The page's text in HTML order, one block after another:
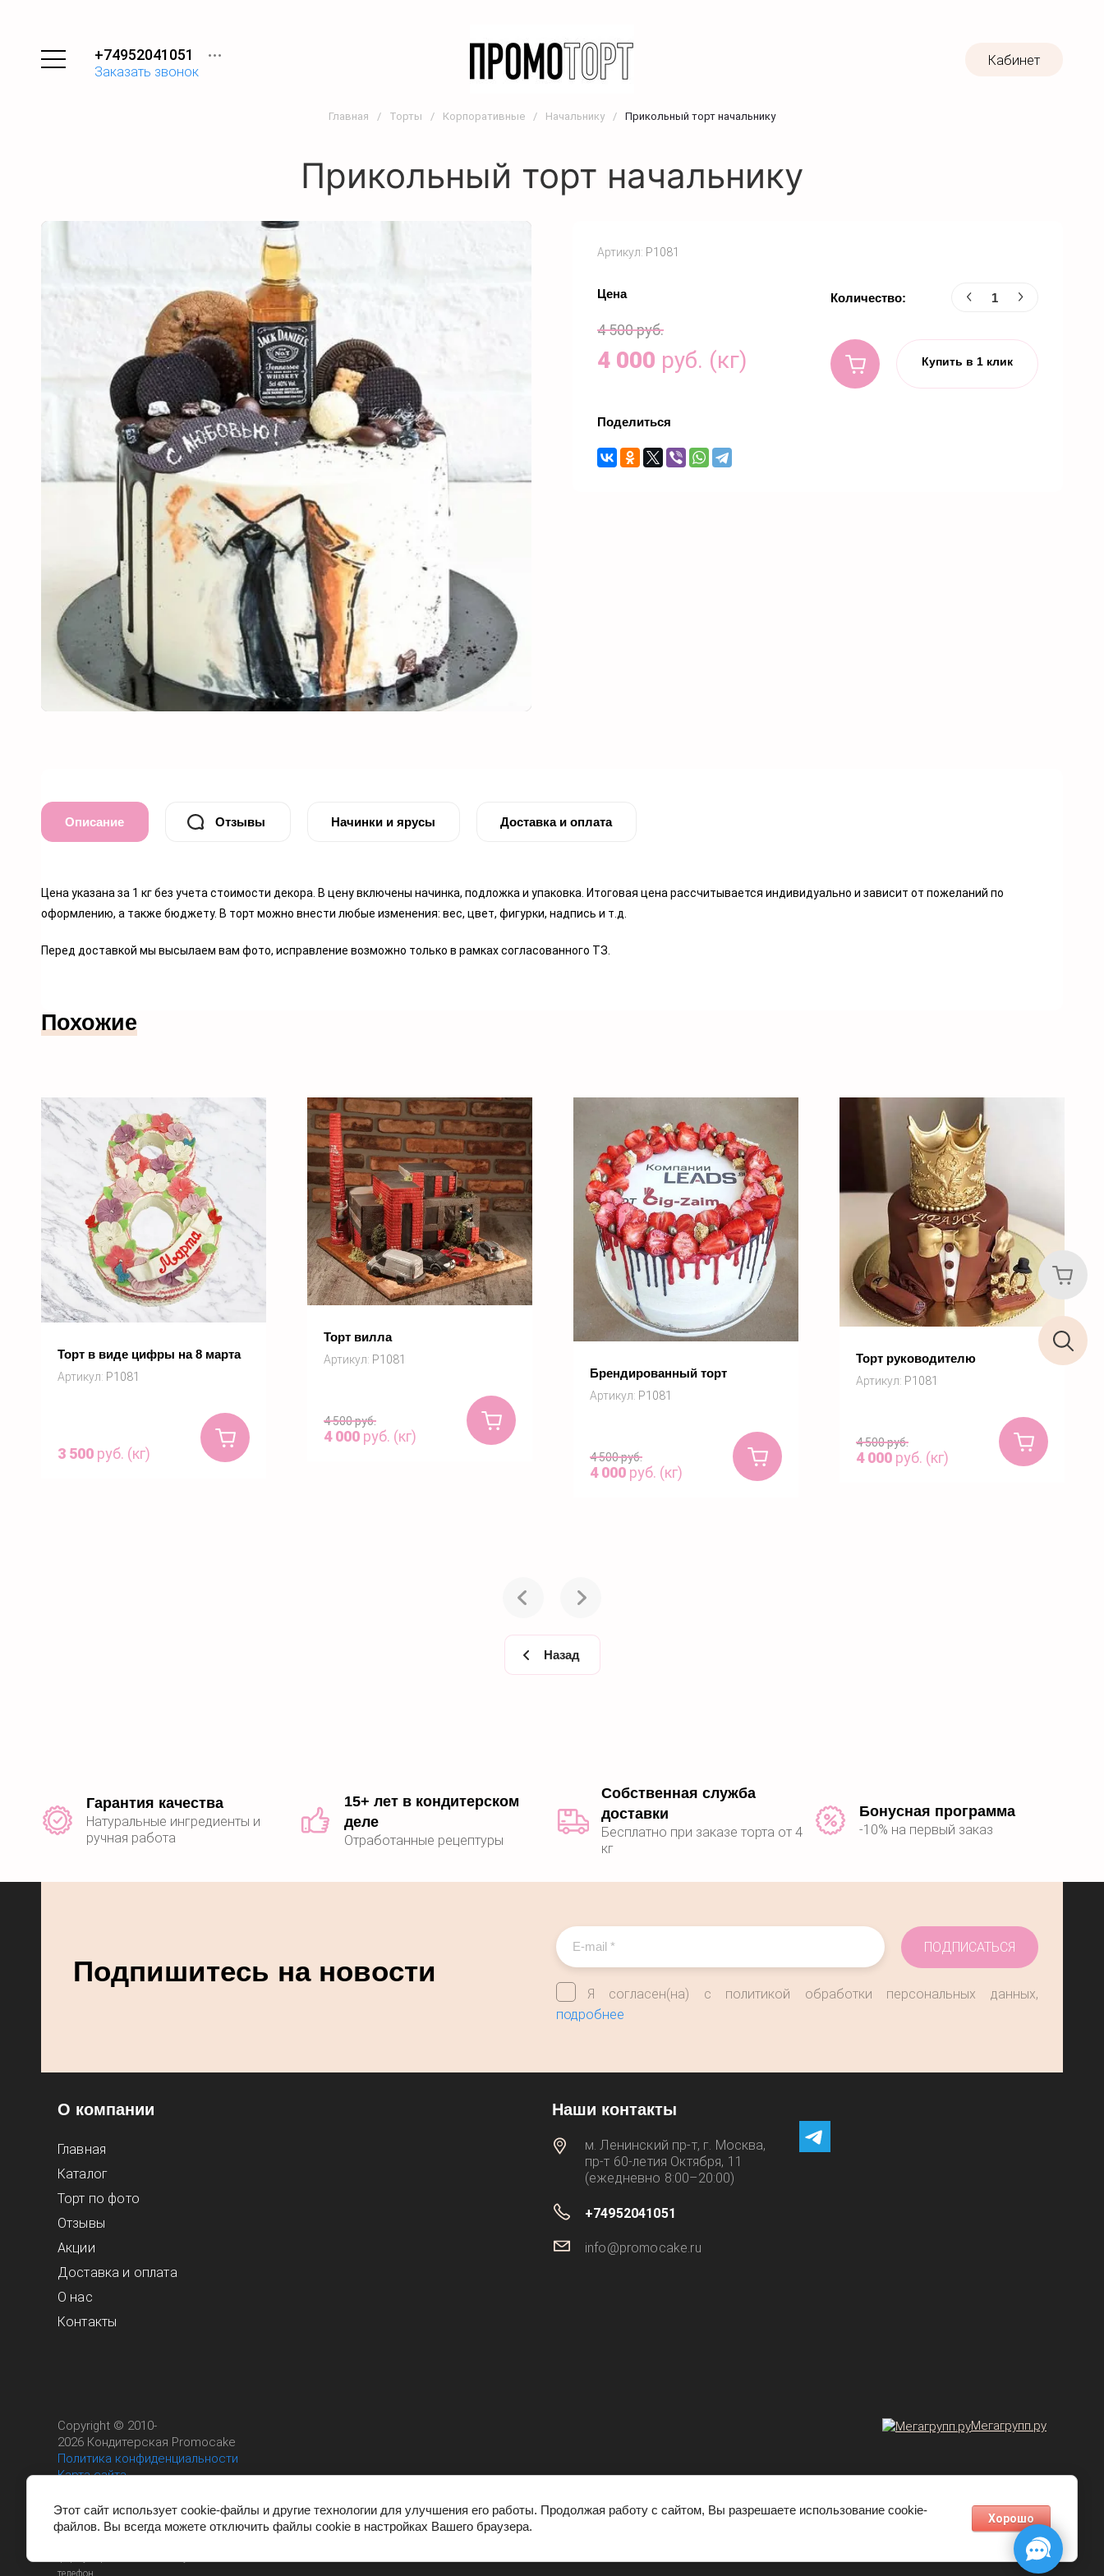
+74952041051
Заказать звонок
Кабинет
Главная / Торты / Корпоративные / Начальнику / Прикольный торт начальнику
Прикольный торт начальнику
Артикул: P1081
Цена
4 500руб.
4 000 руб. (кг)
Количество:
Купить в 1 клик
Поделиться
Описание Отзывы Начинки и ярусы Доставка и оплата
Цена указана за 1 кг без учета стоимости декора. В цену включены начинка, подложка и упаковка. Итоговая цена рассчитывается индивидуально и зависит от пожеланий по
оформлению, а также бюджету. В торт можно внести любые изменения: вес, цвет, фигурки, надпись и т.д.
Перед доставкой мы высылаем вам фото, исправление возможно только в рамках согласованного ТЗ.
Похожие
Торт в виде цифры на 8 марта
Артикул: P1081
3 500 руб. (кг)
Торт вилла
Артикул: P1081
4 500руб.
4 000 руб. (кг)
Брендированный торт
Артикул: P1081
4 500руб.
4 000 руб. (кг)
Торт руководителю
Артикул: P1081
4 500руб.
4 000 руб. (кг)
Купить Купить
Назад
Гарантия качества
Натуральные ингредиенты и
ручная работа
15+ лет в кондитерском
деле
Отработанные рецептуры
Собственная служба
доставки
Бесплатно при заказе торта от 4
кг
Бонусная программа
-10% на первый заказ
Подпишитесь на новости
Я согласен(на) с политикой обработки персональных данных,
подробнее
ПОДПИСАТЬСЯ
О компании
Главная
Каталог
Торт по фото
Отзывы
Акции
Доставка и оплата
О нас
Контакты
Наши контакты
м. Ленинский пр-т, г. Москва,
пр‑т 60‑летия Октября, 11
(ежедневно 8:00–20:00)
+74952041051
info@promocake.ru
Copyright © 2010-
2026 Кондитерская Promocake
Политика конфиденциальности
Карта сайта
информационный характер и не является
публичной офертой. Подробности о товарах и
телефон.
Мегагрупп.ру
Этот сайт использует cookie-файлы и другие технологии для улучшения его работы. Продолжая работу с сайтом, Вы разрешаете использование cookie-
файлов. Вы всегда можете отключить файлы cookie в настройках Вашего браузера.
Хорошо